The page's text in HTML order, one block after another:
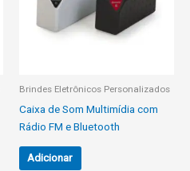
Brindes Eletrônicos Personalizados
Caixa de Som Multimídia com
Rádio FM e Bluetooth
Adicionar